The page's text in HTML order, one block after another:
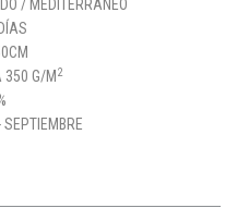
/ MEDITERRÁNEO
350 G/M 2
SEPTIEMBRE